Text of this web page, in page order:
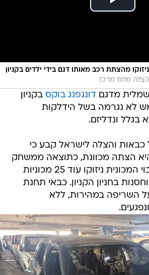
מהצתת רכב מאותו דגם בידי ילדים בקניון
מחוז מרכז
מדגם דונגפנג בוקס בקניון
לא נגרמה בשל הידלקות
ונדליזם.
והצלה לישראל קבע כי
הצתה מכוונת, כתוצאה ממשחק
ילדים. תוך כדי כיבוי המכונית ניזוקו עוד 25 מכוניות
בחניון הקניון. כבאי תחנת
השריפה במהירות, ללא